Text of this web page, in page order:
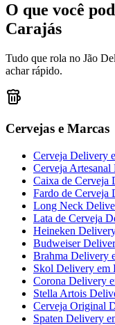
O que você
Carajás
Tudo que rola no Jão
achar rápido.
Cervejas e Marcas
Cerveja Delivery
Cerveja
Caixa de Cerveja
Fardo de Cerveja
Long Neck
Lata de Cerveja
Heineken
Budweiser
Brahma Delivery
Skol Delivery em
Corona Delivery
Stella Artois
Cerveja Original
Spaten Delivery